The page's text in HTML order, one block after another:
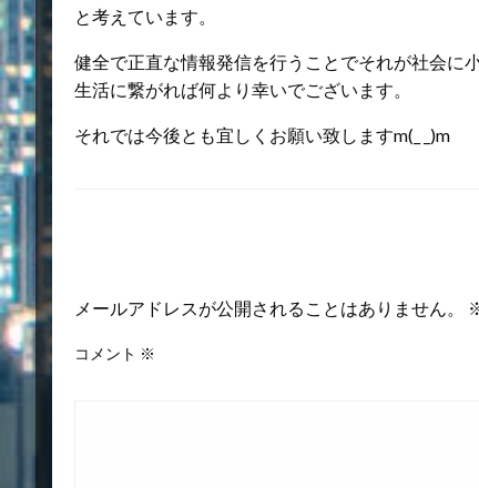
と考えています。
健全で正直な情報発信を行うことでそれが社会に
生活に繋がれば何より幸いでございます。
それでは今後とも宜しくお願い致しますm(_ _)m
メールアドレスが公開されることはありません。
コメント ※